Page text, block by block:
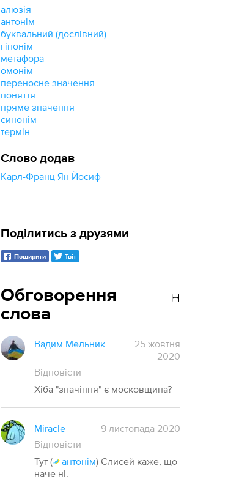
алюзія
антонім
буквальний (дослівний)
гіпонім
метафора
омонім
переносне значення
поняття
пряме значення
синонім
термін
Слово додав
Карл-Франц Ян Йосиф
Обговорення
слова
Вадим Мельник
25 жовтня
2020
Відповісти
Хіба "значіння" є московщина?
Miracle
9 листопада 2020
Відповісти
Тут (
антонім) Єлисей каже, що
наче ні.
Поділитись з друзями
Поширити Твіт